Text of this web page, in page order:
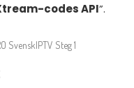
codes API”.